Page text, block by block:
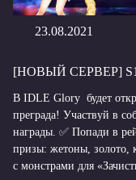
23.08.2021
[НОВЫЙ СЕРВЕР]
В IDLE Glory будет
преграда! Участвуй в
награды. ✅ Попади в
призы: жетоны, золото,
с монстрами для